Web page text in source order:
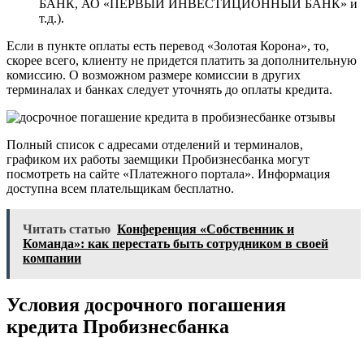
БАНК, АО «ПЕРВЫЙ ИНВЕСТИЦИОННЫЙ БАНК» и
т.д.).
Если в пункте оплаты есть перевод «Золотая Корона», то,
скорее всего, клиенту не придется платить за дополнительную
комиссию. О возможном размере комиссии в других
терминалах и банках следует уточнять до оплаты кредита.
Полный список с адресами отделений и терминалов,
графиком их работы заемщики Пробизнесбанка могут
посмотреть на сайте «Платежного портала». Информация
доступна всем плательщикам бесплатно.
Читать статью Конференция «Собственник и
Команда»: как перестать быть сотрудником в своей
компании
Условия досрочного погашения
кредита Пробизнесбанка